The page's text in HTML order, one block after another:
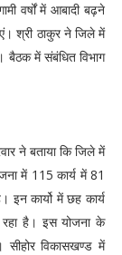
वर्षों में आबादी बढ़ने
श्री ठाकुर ने जिले में
में संबंधित विभाग
ने बताया कि जिले में
में 115 कार्य में 81
कार्यो में छह कार्य
है। इस योजना के
विकासखण्‍ड में